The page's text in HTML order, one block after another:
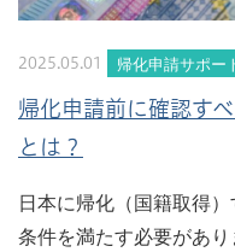
2025.05.01 帰化申請サポー
帰化申請前に確認す
とは？
日本に帰化（国籍取得
条件を満たす必要があ